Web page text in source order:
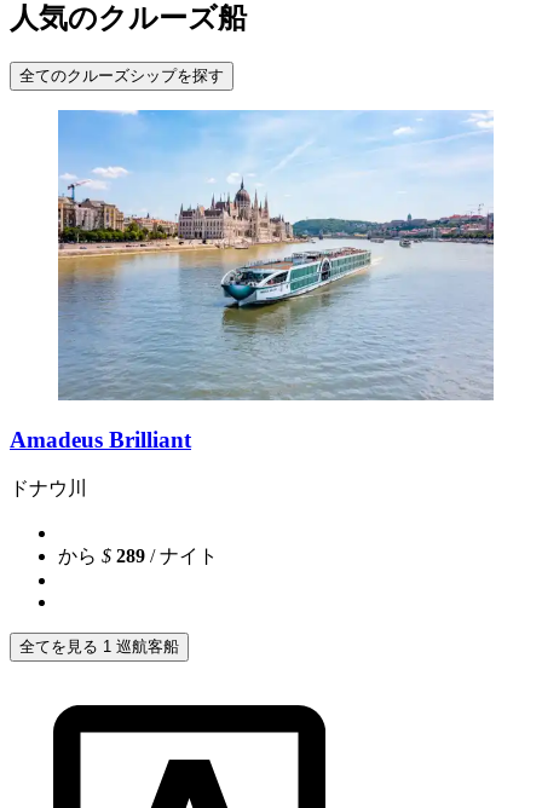
人気のクルーズ船
全てのクルーズシップを探す
Amadeus Brilliant
ドナウ川
から $ 289 / ナイト
全てを見る 1 巡航客船